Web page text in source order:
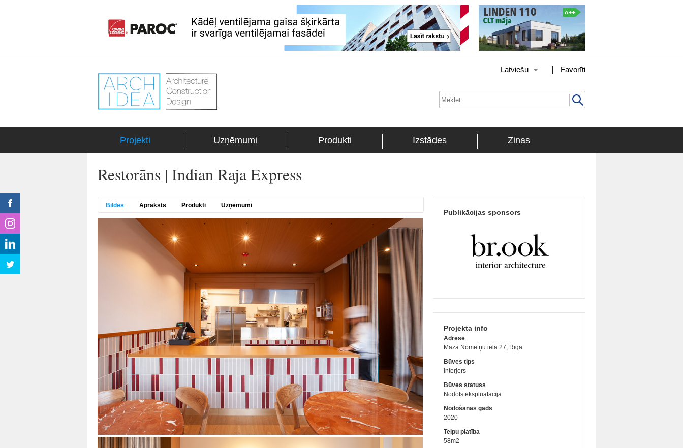
Favorīti
|
Latviešu
Projekti Uzņēmumi Produkti Izstādes Ziņas
Restorāns | Indian Raja Express
Bildes Apraksts Produkti Uzņēmumi
Publikācijas sponsors
Projekta info
Adrese
Mazā Nometņu iela 27, Rīga
Būves tips
Interjers
Būves statuss
Nodots ekspluatācijā
Nodošanas gads
2020
Telpu platība
58m2